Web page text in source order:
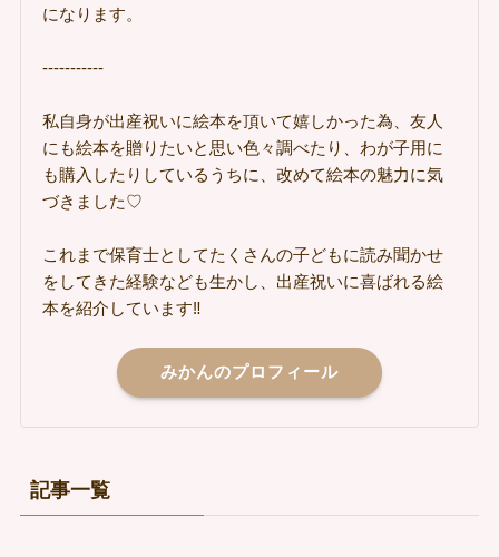
になります。
-----------
私自身が出産祝いに絵本を頂いて嬉しかった為、友人
にも絵本を贈りたいと思い色々調べたり、わが子用に
も購入したりしているうちに、改めて絵本の魅力に気
づきました♡
これまで保育士としてたくさんの子どもに読み聞かせ
をしてきた経験なども生かし、出産祝いに喜ばれる絵
本を紹介しています‼
みかんのプロフィール
記事一覧